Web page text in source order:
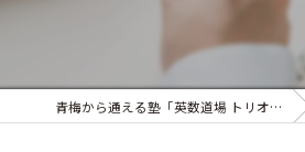
青梅から通える塾「英数道場 トリオ☆ゼミナール 羽村校」